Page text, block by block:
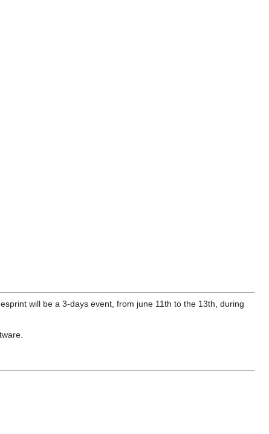
will be a 3-days event, from june 11th to the 13th, during